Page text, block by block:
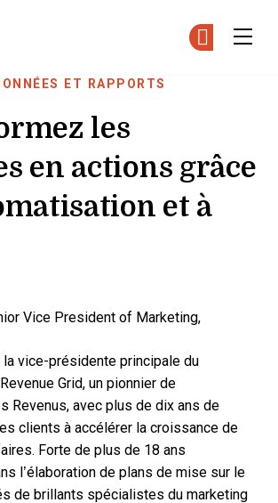
ET RAPPORTS
les
en actions grâce
et à
Vice President of Marketing,
vice-présidente principale du
Grid, un pionnier de
Revenus, avec plus de dix ans de
clients à accélérer la croissance de
Forte de plus de 18 ans
l’élaboration de plans de mise sur le
de brillants spécialistes du marketing